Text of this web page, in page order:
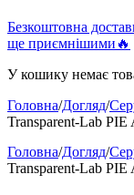
Безкоштовна
ще приємнішими🔥
У кошику немає
Головна/Догляд/
Transparent-Lab PIE
Головна/Догляд/
Transparent-Lab PIE